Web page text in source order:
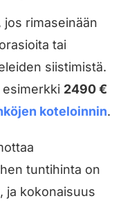
rimaseinään
tai
siistimistä.
2490 €
koteloinnin.
tuntihinta on
, ja kokonaisuus